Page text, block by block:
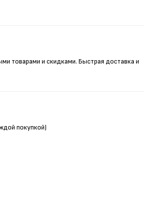
товарами и скидками. Быстрая доставка и
покупкой)